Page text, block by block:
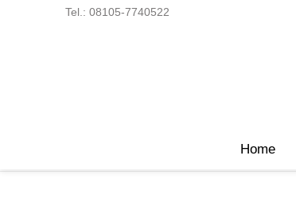
Tel.: 08105-7740522
Home